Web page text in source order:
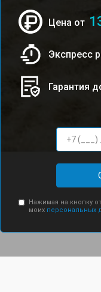
Цена от
Экспресс
Гарантия
Нажимая на кнопку
моих персональных